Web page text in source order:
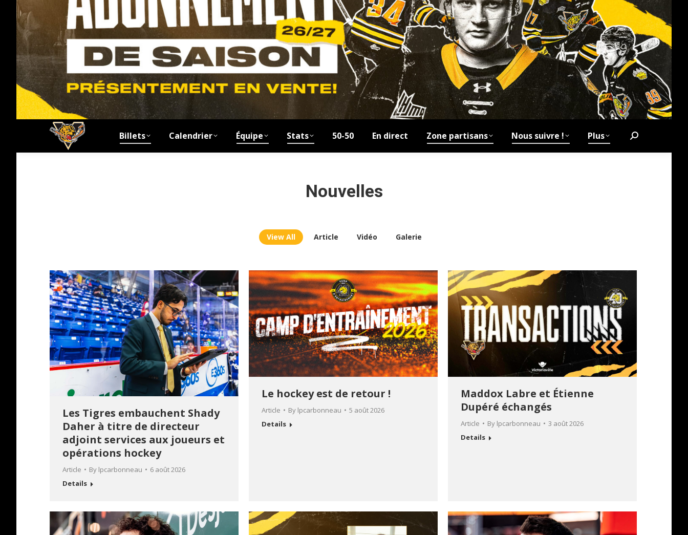
Billets Calendrier Équipe Stats 50-50 En direct Zone partisans Nous suivre ! Plus Search:
Nouvelles
View All Article Vidéo Galerie
Les Tigres embauchent Shady
Daher à titre de directeur
adjoint services aux joueurs et
opérations hockey
Article By lpcarbonneau
6 août 2026
Details
Le hockey est de retour !
Article By lpcarbonneau
5 août 2026
Details
Maddox Labre et Étienne
Dupéré échangés
Article By lpcarbonneau
3 août 2026
Details